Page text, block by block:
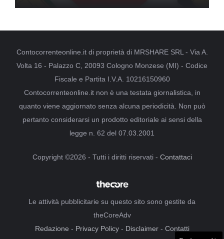
Contocorrenteonline.it di proprietà di MRSHARE SRL - Via A.
Volta 16 - Palazzo C, 20093 Cologno Monzese (MI) - Codice
Fiscale e Partita I.V.A. 10216150960
Contocorrenteonline.it non è una testata giornalistica, in
quanto viene aggiornato senza alcuna periodicità. Non può
pertanto considerarsi un prodotto editoriale ai sensi della
legge n. 62 del 07.03.2001
Copyright ©2026 - Tutti i diritti riservati - Contattaci
Le attività pubblicitarie su questo sito sono gestite da
theCoreAdv
Redazione - Privacy Policy- Disclaimer- Contatti